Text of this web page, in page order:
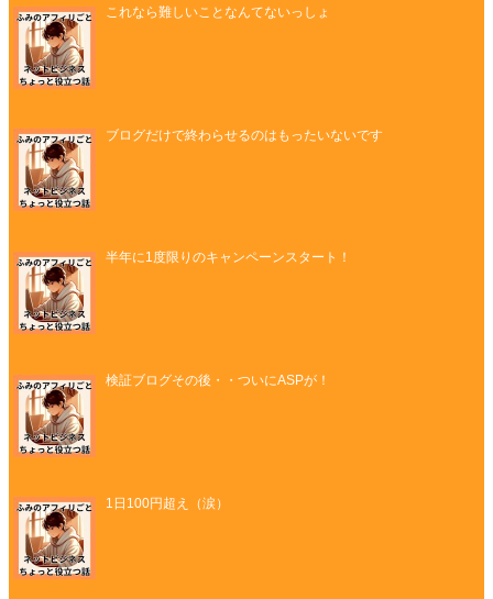
これなら難しいことなんてないっしょ
ブログだけで終わらせるのはもったいないです
半年に1度限りのキャンペーンスタート！
検証ブログその後・・ついにASPが！
1日100円超え（涙）